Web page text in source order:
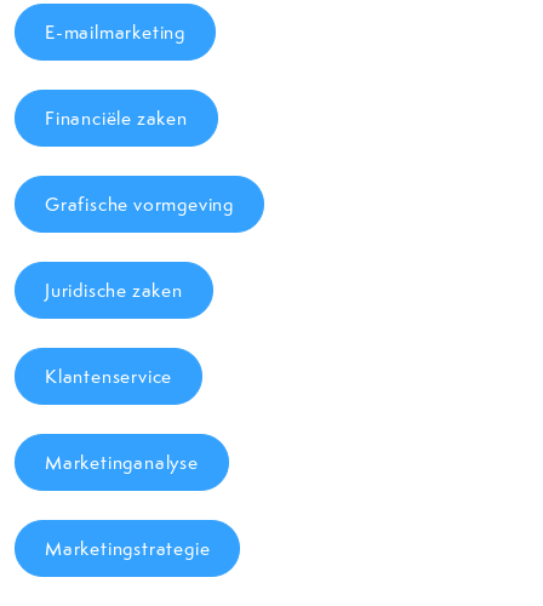
E-mailmarketing
Financiële zaken
Grafische vormgeving
Juridische zaken
Klantenservice
Marketinganalyse
Marketingstrategie